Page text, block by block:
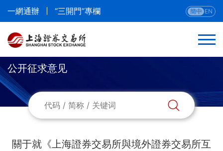
一網通辦 “三開門”專欄 簡中 EN
返回
法律法規
公开征求意见
關于就《上海證券交易所與境外證券交易所互